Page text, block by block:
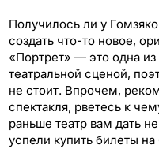
Получилось ли у
создать что-то новое,
«Портрет» — это одна
театральной сценой,
не стоит. Впрочем,
спектакля, рветесь к
раньше театр вам дать
успели купить билеты на